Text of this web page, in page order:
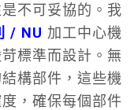
不可妥協的。我
/ NU 加工中心機
標準而設計。無
構部件，這些機
，確保每個部件